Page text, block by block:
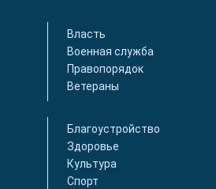
Власть
Военная служба
Правопорядок
Ветераны
Благоустройство
Здоровье
Культура
Спорт